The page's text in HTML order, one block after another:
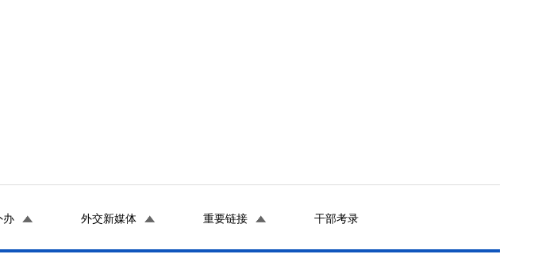
办 外交新媒体 重要链接 干部考录